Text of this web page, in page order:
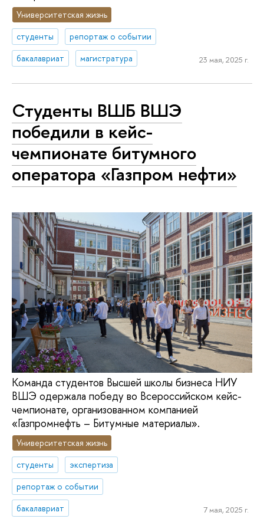
Университетская жизнь
студенты
репортаж о событии
бакалавриат
магистратура 23 мая, 2025 г.
Студенты ВШБ ВШЭ
победили в кейс-
чемпионате битумного
оператора «Газпром нефти»
Команда студентов Высшей школы бизнеса НИУ
ВШЭ одержала победу во Всероссийском кейс-
чемпионате, организованном компанией
«Газпромнефть – Битумные материалы».
Университетская жизнь
студенты
экспертиза
репортаж о событии
бакалавриат
7 мая, 2025 г.